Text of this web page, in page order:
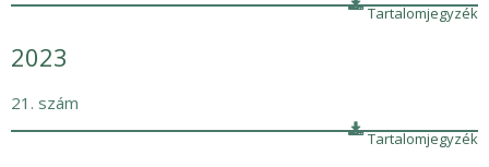
Tartalomjegyzék
2023
21. szám
Tartalomjegyzék